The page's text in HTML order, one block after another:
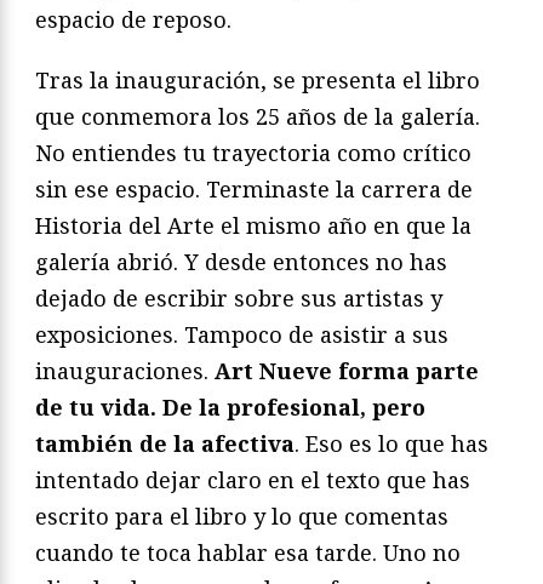
espacio de reposo.
Tras la inauguración, se presenta el libro
que conmemora los 25 años de la galería.
No entiendes tu trayectoria como crítico
sin ese espacio. Terminaste la carrera de
Historia del Arte el mismo año en que la
galería abrió. Y desde entonces no has
dejado de escribir sobre sus artistas y
exposiciones. Tampoco de asistir a sus
inauguraciones. Art Nueve forma parte
de tu vida. De la profesional, pero
también de la afectiva. Eso es lo que has
intentado dejar claro en el texto que has
escrito para el libro y lo que comentas
cuando te toca hablar esa tarde. Uno no